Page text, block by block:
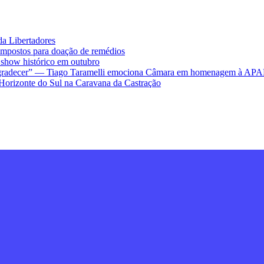
Libertadores
para doação de remédios
histórico em outubro
— Tiago Taramelli emociona Câmara em homenagem à
do Sul na Caravana da Castração